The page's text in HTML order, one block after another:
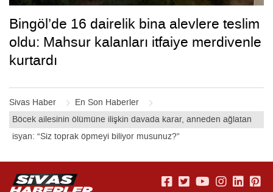
Sivas Haber
En Son Haberler
Böcek ailesinin ölümüne ilişkin davada karar, anneden ağlatan
isyan: “Siz toprak öpmeyi biliyor musunuz?”
Bingöl’de 16 dairelik bina alevlere teslim
oldu: Mahsur kalanları itfaiye merdivenle
kurtardı